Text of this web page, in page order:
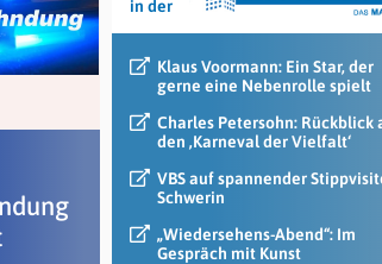
in der
Klaus Voormann: Ein Star, der
gerne eine Nebenrolle spielt
Charles Petersohn: Rückblick
den ‚Karneval der Vielfalt‘
VBS auf spannender
Schwerin
„Wiedersehens-Abend“: Im
Gespräch mit Kunst